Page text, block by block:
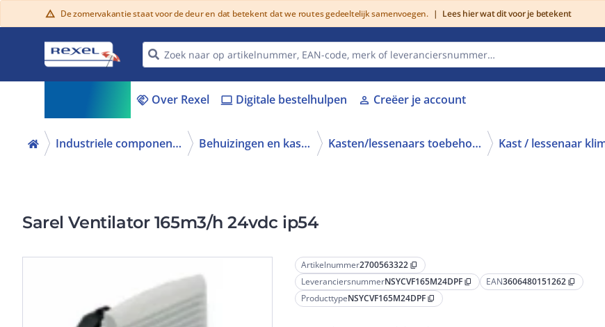
warning De zomervakantie staat voor de deur en dat betekent dat we routes gedeeltelijk samenvoegen. | Lees hier wat dit voor je betekent
handshake Over Rexel laptop Digitale bestelhulpen person Creëer je account
Industriele componenten Behuizingen en kasten Kasten/lessenaars toebehoren
Sarel Ventilator 165m3/h 24vdc ip54
Artikelnummer2700563322 content_copy
LeveranciersnummerNSYCVF165M24DPF content_copy EAN3606480151262 content_copy
ProducttypeNSYCVF165M24DPF content_copy